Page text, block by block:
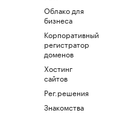
Облако для
бизнеса
Корпоративный
регистратор
доменов
Хостинг
сайтов
Рег.решения
Знакомства